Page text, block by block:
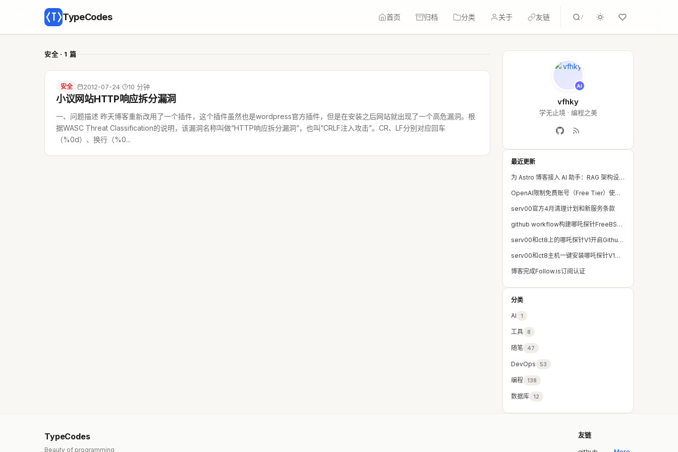
TypeCodes 首页 归档 分类 关于 友链 /
安全 · 1 篇
安全 2012-07-24/ 10 分钟
小议网站HTTP响应拆分漏洞
一、问题描述 昨天博客重新改用了一个插件，这个插件虽然也是wordpress官方插件，但是在安装之后网站就出现了一个高危漏洞。根
据WASC Threat Classification的说明，该漏洞名称叫做“HTTP响应拆分漏洞”，也叫“CRLF注入攻击”。CR、LF分别对应回车
（%0d）、换行（%0...
AI
vfhky
学无止境 · 编程之美
最近更新
为 Astro 博客接入 AI 助手：RAG 架构设计与方案选型
OpenAI限制免费账号（Free Tier）使用gpt-5.3-codex 和 gpt-5.4
serv00官方4月清理计划和新服务条款
github workflow构建哪吒探针FreeBSD安装包
serv00和ct8上的哪吒探针V1开启Github和Gitee登录
serv00和ct8主机一键安装哪吒探针V1版本和多主机保活
博客完成Follow.is订阅认证
分类
AI 1
工具 8
随笔 47
DevOps 53
编程 138
数据库 12
TypeCodes
Beauty of programming
友链